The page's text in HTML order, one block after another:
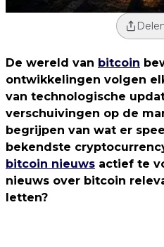
De wereld van bitcoin
ontwikkelingen volgen
van technologische
verschuivingen op de
begrijpen van wat er
bekendste
bitcoin nieuws actief te
nieuws over bitcoin
letten?